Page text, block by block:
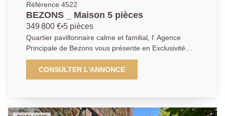
Référence 4522
BEZONS _ Maison 5 pièces
349 800 € 5 pièces
Quartier pavillonnaire calme et familial, l' Agence
Principale de Bezons vous présente en Exclusivité
cette charmante propriété 5 pièces d'environ 120m2
au sol (sans compter sa véranda et son sous-sol total
de quasi 64m2 pouvant être transformé en
véranda faisant office de sas d'entrée, un spacieux et
CONSULTER L'ANNONCE